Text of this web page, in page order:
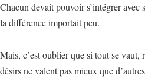
Chacun devait pouvoir s’intégrer
la différence importait peu.
Mais, c’est oublier que si tout se vaut,
désirs ne valent pas mieux que